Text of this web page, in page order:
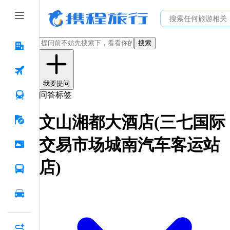
搜索
我要提问
问答标签
文山湘都大酒店(三七国际
交易市场城南汽车客运站
店)